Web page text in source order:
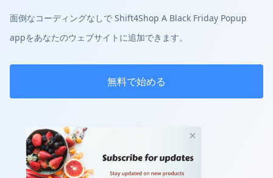
面倒なコーディングなしで Shift4Shop A Black Friday Popup
appをあなたのウェブサイトに追加できます。
無料で始める